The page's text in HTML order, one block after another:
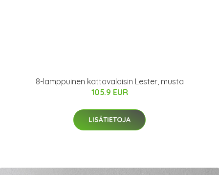
8-lamppuinen kattovalaisin Lester, musta
105.9 EUR
LISÄTIETOJA